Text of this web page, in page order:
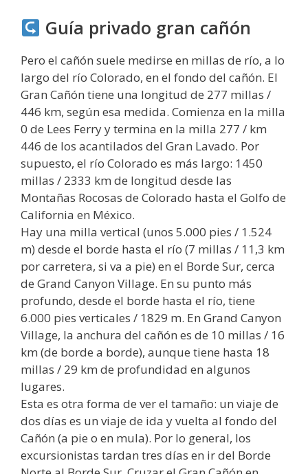
Guía privado gran cañón
Pero el cañón suele medirse en millas de río, a lo
largo del río Colorado, en el fondo del cañón. El
Gran Cañón tiene una longitud de 277 millas /
446 km, según esa medida. Comienza en la milla
0 de Lees Ferry y termina en la milla 277 / km
446 de los acantilados del Gran Lavado. Por
supuesto, el río Colorado es más largo: 1450
millas / 2333 km de longitud desde las
Montañas Rocosas de Colorado hasta el Golfo de
California en México.
Hay una milla vertical (unos 5.000 pies / 1.524
m) desde el borde hasta el río (7 millas / 11,3 km
por carretera, si va a pie) en el Borde Sur, cerca
de Grand Canyon Village. En su punto más
profundo, desde el borde hasta el río, tiene
6.000 pies verticales / 1829 m. En Grand Canyon
Village, la anchura del cañón es de 10 millas / 16
km (de borde a borde), aunque tiene hasta 18
millas / 29 km de profundidad en algunos
lugares.
Esta es otra forma de ver el tamaño: un viaje de
dos días es un viaje de ida y vuelta al fondo del
Cañón (a pie o en mula). Por lo general, los
excursionistas tardan tres días en ir del Borde